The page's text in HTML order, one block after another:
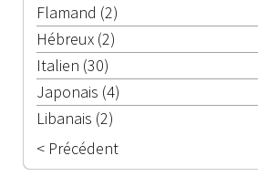
Flamand (2)
Hébreux (2)
Italien (30)
Japonais (4)
Libanais (2)
< Précédent